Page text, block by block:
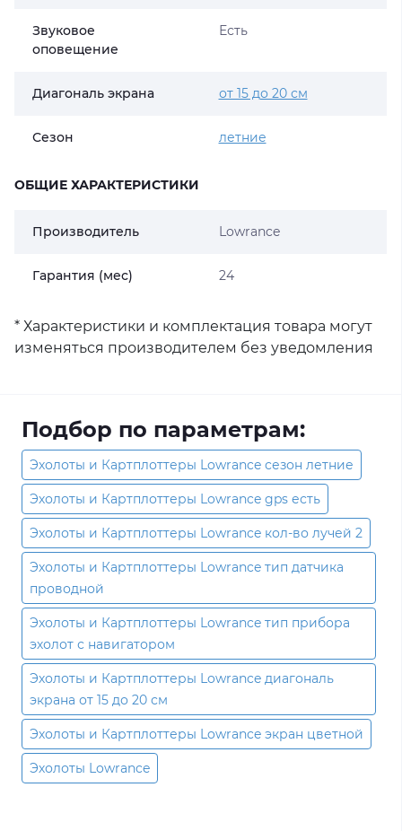
Звуковое
оповещение
Есть
Диагональ экрана от 15 до 20 см
Сезон летние
ОБЩИЕ ХАРАКТЕРИСТИКИ
Производитель Lowrance
Гарантия (мес) 24
* Характеристики и комплектация товара могут
изменяться производителем без уведомления
Подбор по параметрам:
Эхолоты и Картплоттеры Lowrance сезон летние
Эхолоты и Картплоттеры Lowrance gps есть
Эхолоты и Картплоттеры Lowrance кол-во лучей 2
Эхолоты и Картплоттеры Lowrance тип датчика
проводной
Эхолоты и Картплоттеры Lowrance тип прибора
эхолот с навигатором
Эхолоты и Картплоттеры Lowrance диагональ
экрана от 15 до 20 см
Эхолоты и Картплоттеры Lowrance экран цветной
Эхолоты Lowrance